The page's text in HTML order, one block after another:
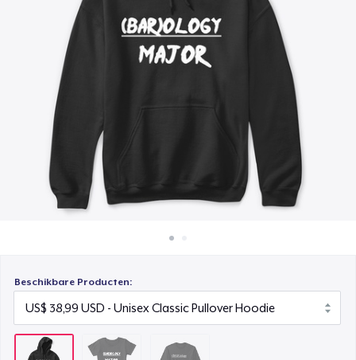
Verkoop overal
Beschikbare Producten:
Classic Long Sleeve Tee
US$ 25,99